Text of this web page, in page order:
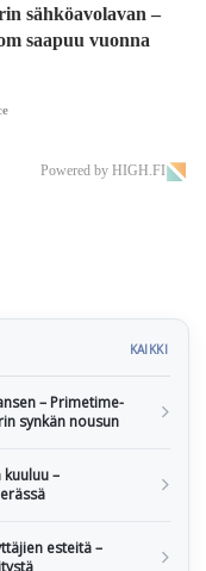
sähköavolavan –
saapuu vuonna
Powered by HIGH.FI
KAIKKI
– Primetime-
synkän nousun
–
esteitä –